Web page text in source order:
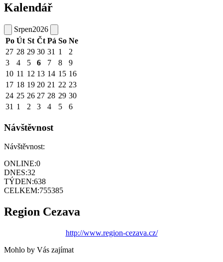
Kalendář
Srpen2026
Po Út St Čt Pá So Ne
27 28 29 30 31 1
2
3
4 5 6 7 8
9
10 11 12 13 14 15 16
17 18 19 20 21 22 23
24 25 26 27 28 29 30
31 1 2 3 4 5 6
Návštěvnost
Návštěvnost:
ONLINE:0
DNES:32
TÝDEN:638
CELKEM:755385
Region Cezava
http://www.region-cezava.cz/
Mohlo by Vás zajímat